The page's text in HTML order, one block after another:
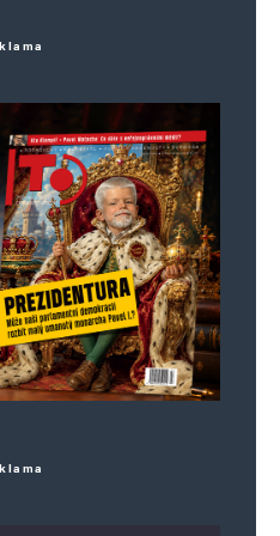
Webová stránka
a webovou stránku pro budoucí